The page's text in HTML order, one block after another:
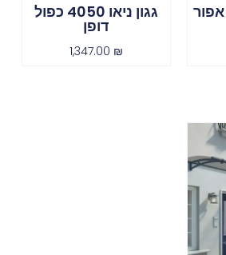
גגון ניאו 4050 כפול
דופן
1,347.00 ₪